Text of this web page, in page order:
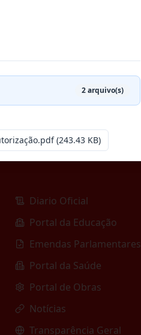
Diario Oficial
Portal da Educação
Emendas Parlamentares
Portal da Saúde
Portal de Obras
Notícias
Transparência Geral
2arquivo(s)
(243.43 KB)